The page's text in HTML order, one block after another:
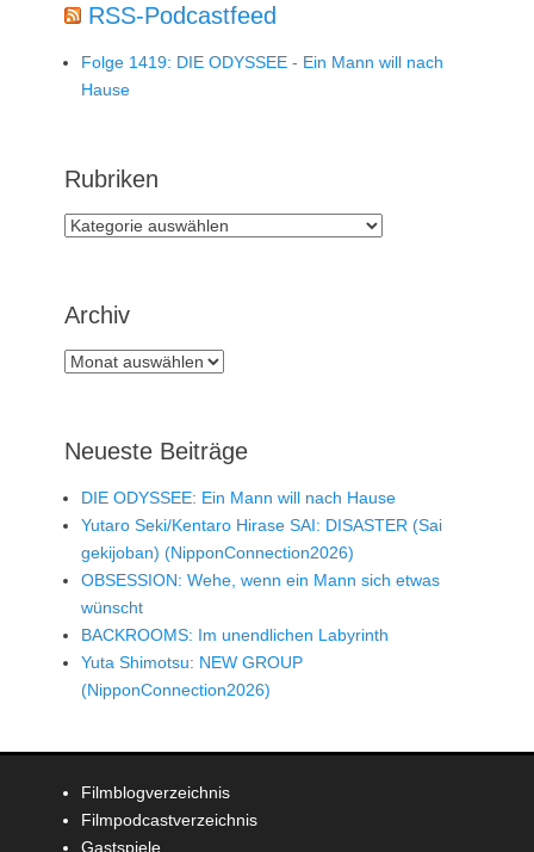
RSS-Podcastfeed
Folge 1419: DIE ODYSSEE - Ein Mann will nach
Hause
Rubriken
Rubriken
Archiv
Archiv
Neueste Beiträge
DIE ODYSSEE: Ein Mann will nach Hause
Yutaro Seki/Kentaro Hirase SAI: DISASTER (Sai
gekijoban) (NipponConnection2026)
OBSESSION: Wehe, wenn ein Mann sich etwas
wünscht
BACKROOMS: Im unendlichen Labyrinth
Yuta Shimotsu: NEW GROUP
(NipponConnection2026)
Filmblogverzeichnis
Filmpodcastverzeichnis
Gastspiele